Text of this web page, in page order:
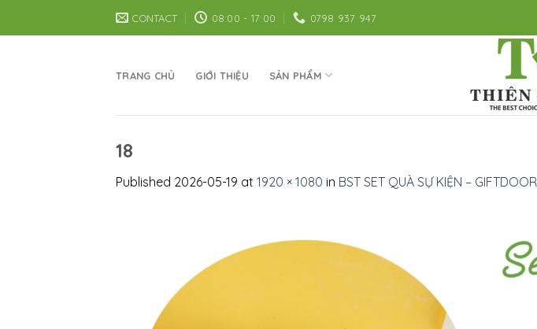
CONTACT 08:00 - 17:00 0798 937 947
TRANG CHỦ GIỚI THIỆU SẢN PHẨM
18
Published 2026-05-19 at 1920 × 1080 in BST SET QUÀ SỰ KIỆN –